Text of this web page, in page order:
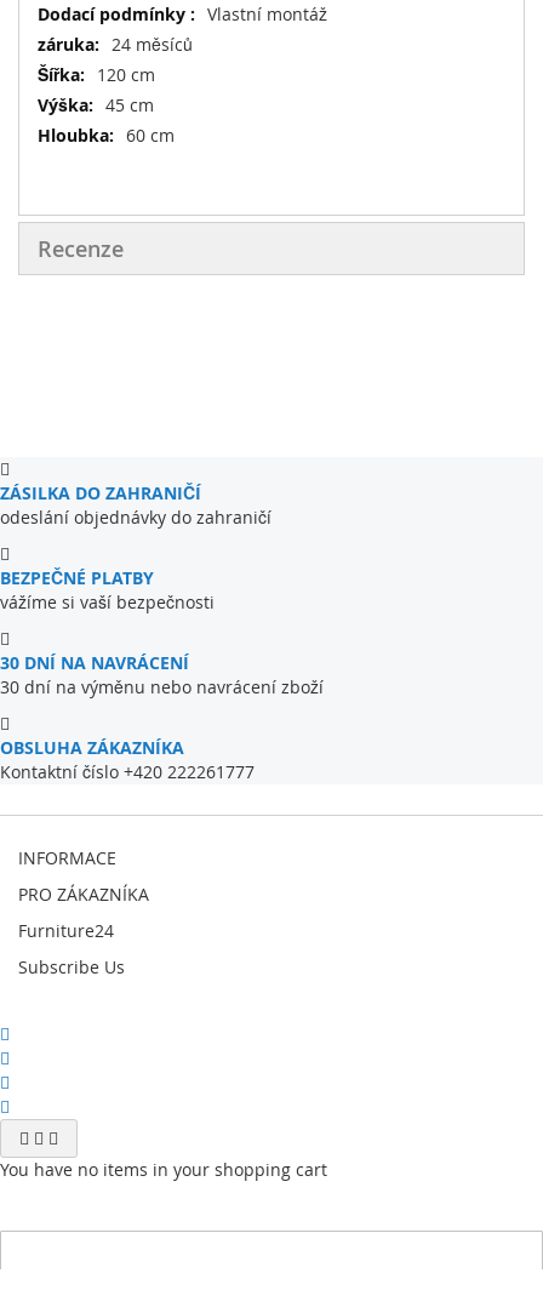
Vlastní montáž
24 měsíců
120 cm
45 cm
60 cm
Recenze
ZÁSILKA DO ZAHRANIČÍ
odeslání objednávky do zahraničí
BEZPEČNÉ PLATBY
vážíme si vaší bezpečnosti
30 DNÍ NA NAVRÁCENÍ
30 dní na výměnu nebo navrácení zboží
OBSLUHA ZÁKAZNÍKA
Kontaktní číslo +420 222261777
INFORMACE
PRO ZÁKAZNÍKA
Furniture24
Subscribe Us
You have no items in your shopping cart